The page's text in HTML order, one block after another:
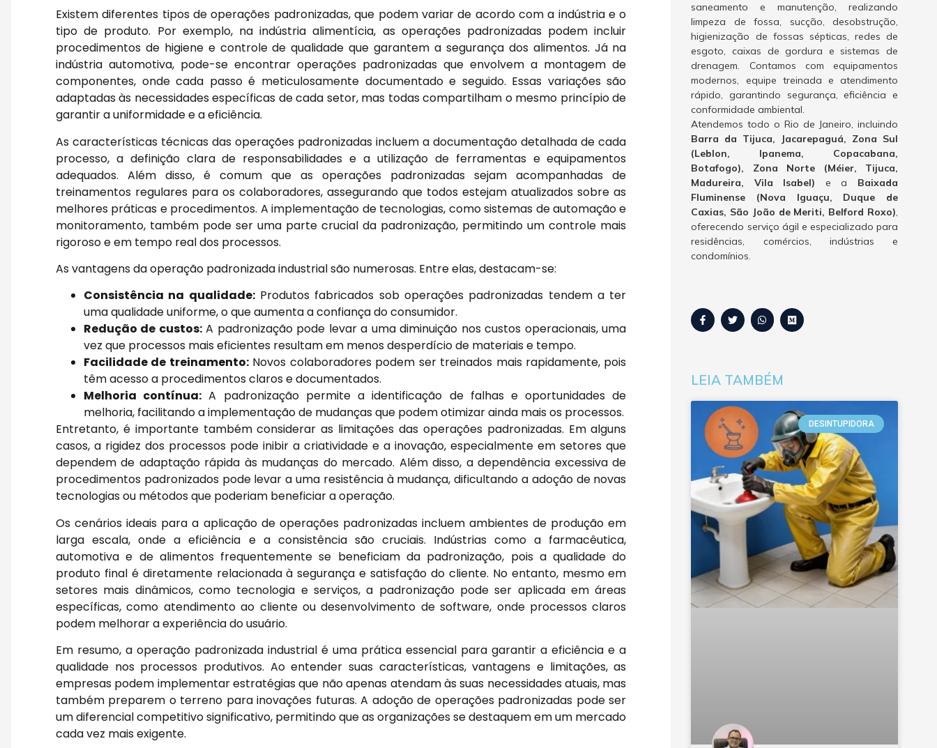
Existem diferentes tipos de operações padronizadas, que podem variar de acordo com a indústria e o
tipo de produto. Por exemplo, na indústria alimentícia, as operações padronizadas podem incluir
procedimentos de higiene e controle de qualidade que garantem a segurança dos alimentos. Já na
indústria automotiva, pode-se encontrar operações padronizadas que envolvem a montagem de
componentes, onde cada passo é meticulosamente documentado e seguido. Essas variações são
adaptadas às necessidades específicas de cada setor, mas todas compartilham o mesmo princípio de
garantir a uniformidade e a eficiência.
As características técnicas das operações padronizadas incluem a documentação detalhada de cada
processo, a definição clara de responsabilidades e a utilização de ferramentas e equipamentos
adequados. Além disso, é comum que as operações padronizadas sejam acompanhadas de
treinamentos regulares para os colaboradores, assegurando que todos estejam atualizados sobre as
melhores práticas e procedimentos. A implementação de tecnologias, como sistemas de automação e
monitoramento, também pode ser uma parte crucial da padronização, permitindo um controle mais
rigoroso e em tempo real dos processos.
As vantagens da operação padronizada industrial são numerosas. Entre elas, destacam-se:
Consistência na qualidade:Produtos fabricados sob operações padronizadas tendem a ter
uma qualidade uniforme, o que aumenta a confiança do consumidor.
Redução de custos: A padronização pode levar a uma diminuição nos custos operacionais, uma
vez que processos mais eficientes resultam em menos desperdício de materiais e tempo.
Facilidade de treinamento:Novos colaboradores podem ser treinados mais rapidamente, pois
têm acesso a procedimentos claros e documentados.
Melhoria contínua: A padronização permite a identificação de falhas e oportunidades de
melhoria, facilitando a implementação de mudanças que podem otimizar ainda mais os processos.
Entretanto, é importante também considerar as limitações das operações padronizadas. Em alguns
casos, a rigidez dos processos pode inibir a criatividade e a inovação, especialmente em setores que
dependem de adaptação rápida às mudanças do mercado. Além disso, a dependência excessiva de
procedimentos padronizados pode levar a uma resistência à mudança, dificultando a adoção de novas
tecnologias ou métodos que poderiam beneficiar a operação.
Os cenários ideais para a aplicação de operações padronizadas incluem ambientes de produção em
larga escala, onde a eficiência e a consistência são cruciais. Indústrias como a farmacêutica,
automotiva e de alimentos frequentemente se beneficiam da padronização, pois a qualidade do
produto final é diretamente relacionada à segurança e satisfação do cliente. No entanto, mesmo em
setores mais dinâmicos, como tecnologia e serviços, a padronização pode ser aplicada em áreas
específicas, como atendimento ao cliente ou desenvolvimento de software, onde processos claros
podem melhorar a experiência do usuário.
Em resumo, a operação padronizada industrial é uma prática essencial para garantir a eficiência e a
qualidade nos processos produtivos. Ao entender suas características, vantagens e limitações, as
empresas podem implementar estratégias que não apenas atendam às suas necessidades atuais, mas
também preparem o terreno para inovações futuras. A adoção de operações padronizadas pode ser
um diferencial competitivo significativo, permitindo que as organizações se destaquem em um mercado
cada vez mais exigente.
saneamento e manutenção, realizando
limpeza de fossa, sucção, desobstrução,
higienização de fossas sépticas, redes de
esgoto, caixas de gordura e sistemas de
drenagem. Contamos com equipamentos
modernos, equipe treinada e atendimento
rápido, garantindo segurança, eficiência e
conformidade ambiental.
Atendemos todo o Rio de Janeiro, incluindo
Barra da Tijuca, Jacarepaguá, Zona Sul
(Leblon, Ipanema, Copacabana,
Botafogo), Zona Norte (Méier, Tijuca,
Madureira, Vila Isabel) e a Baixada
Fluminense (Nova Iguaçu, Duque de
Caxias, São João de Meriti, Belford Roxo),
oferecendo serviço ágil e especializado para
residências, comércios, indústrias e
condomínios.
LEIA TAMBÉM
DESINTUPIDORA